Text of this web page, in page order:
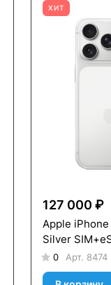
ХИТ
127 000 ₽
Apple iPhone
Silver
0 Арт. 8474